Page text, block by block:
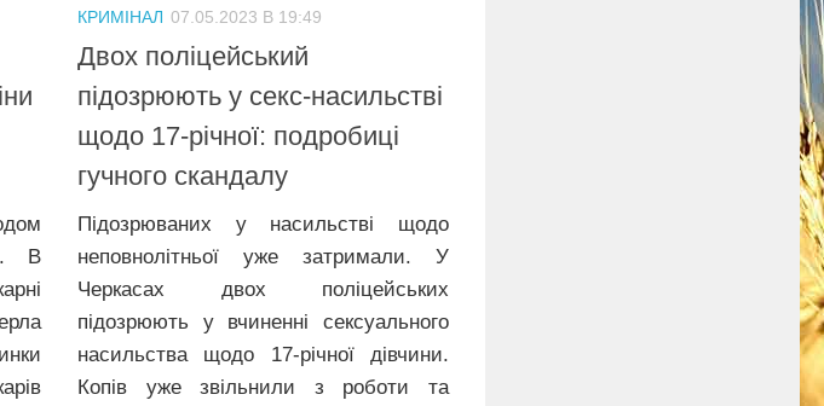
В
КРИМІНАЛ 07.05.2023 В 19:49
Двох поліцейський
підозрюють у секс-насильстві
щодо 17-річної: подробиці
гучного скандалу
Підозрюваних у насильстві щодо
неповнолітньої уже затримали. У
Черкасах двох поліцейських
підозрюють у вчиненні сексуального
насильства щодо 17-річної дівчини.
Копів уже звільнили з роботи та